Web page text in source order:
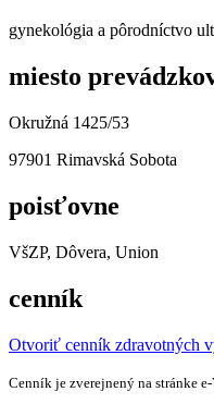
gynekológia a pôrodníctvo
miesto
Okružná 1425/53
97901 Rimavská Sobota
poisťovne
VšZP, Dôvera, Union
cenník
Otvoriť cenník zdravotných
Cenník je zverejnený na stránke